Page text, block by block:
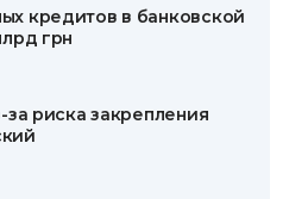
кредитов в банковской
грн
риска закрепления